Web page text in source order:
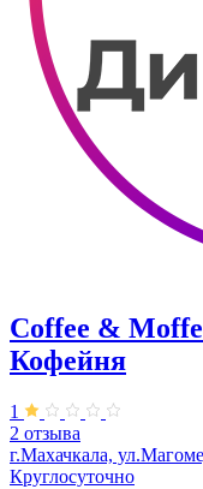
Coffee &
Кофейня
1
2 отзыва
г.Махачкала,
Круглосуточно